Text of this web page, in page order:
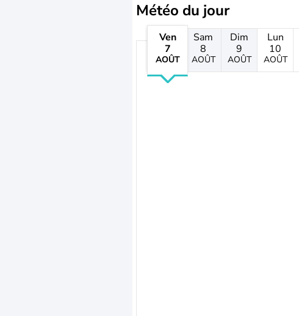
Météo du jour
Ven
7
AOÛT
Sam
8
AOÛT
Dim
9
AOÛT
Lun
10
AOÛT